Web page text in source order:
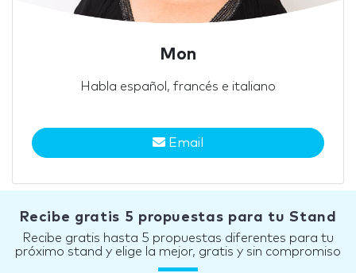
Mon
Habla español, francés e italiano
Email
Recibe gratis 5 propuestas para tu Stand
Recibe gratis hasta 5 propuestas diferentes para tu
próximo stand y elige la mejor, gratis y sin compromiso